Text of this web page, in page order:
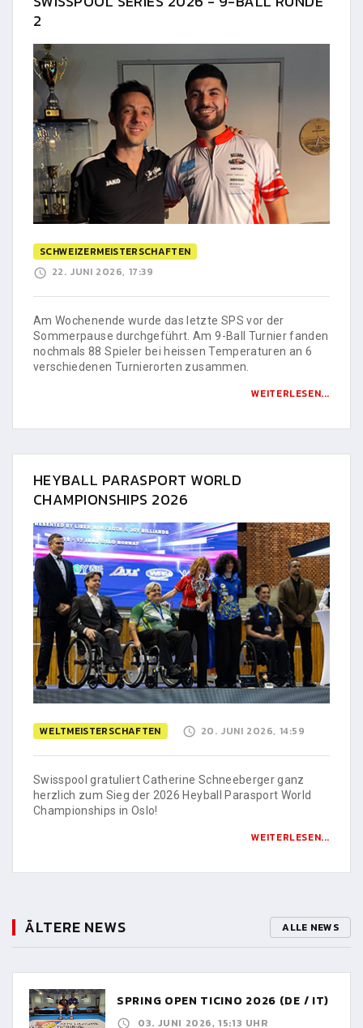
2
SCHWEIZERMEISTERSCHAFTEN
22. JUNI 2026, 17:39
Am Wochenende wurde das letzte SPS vor der
Sommerpause durchgeführt. Am 9-Ball Turnier fanden
nochmals 88 Spieler bei heissen Temperaturen an 6
verschiedenen Turnierorten zusammen.
WEITERLESEN...
HEYBALL PARASPORT WORLD
CHAMPIONSHIPS 2026
WELTMEISTERSCHAFTEN 20. JUNI 2026, 14:59
Swisspool gratuliert Catherine Schneeberger ganz
herzlich zum Sieg der 2026 Heyball Parasport World
Championships in Oslo!
WEITERLESEN...
ÄLTERE NEWS ALLE NEWS
SPRING OPEN TICINO 2026 (DE / IT)
03. JUNI 2026, 15:13 UHR